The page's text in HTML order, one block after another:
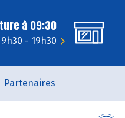
à 09:30
- 19h30
Partenaires